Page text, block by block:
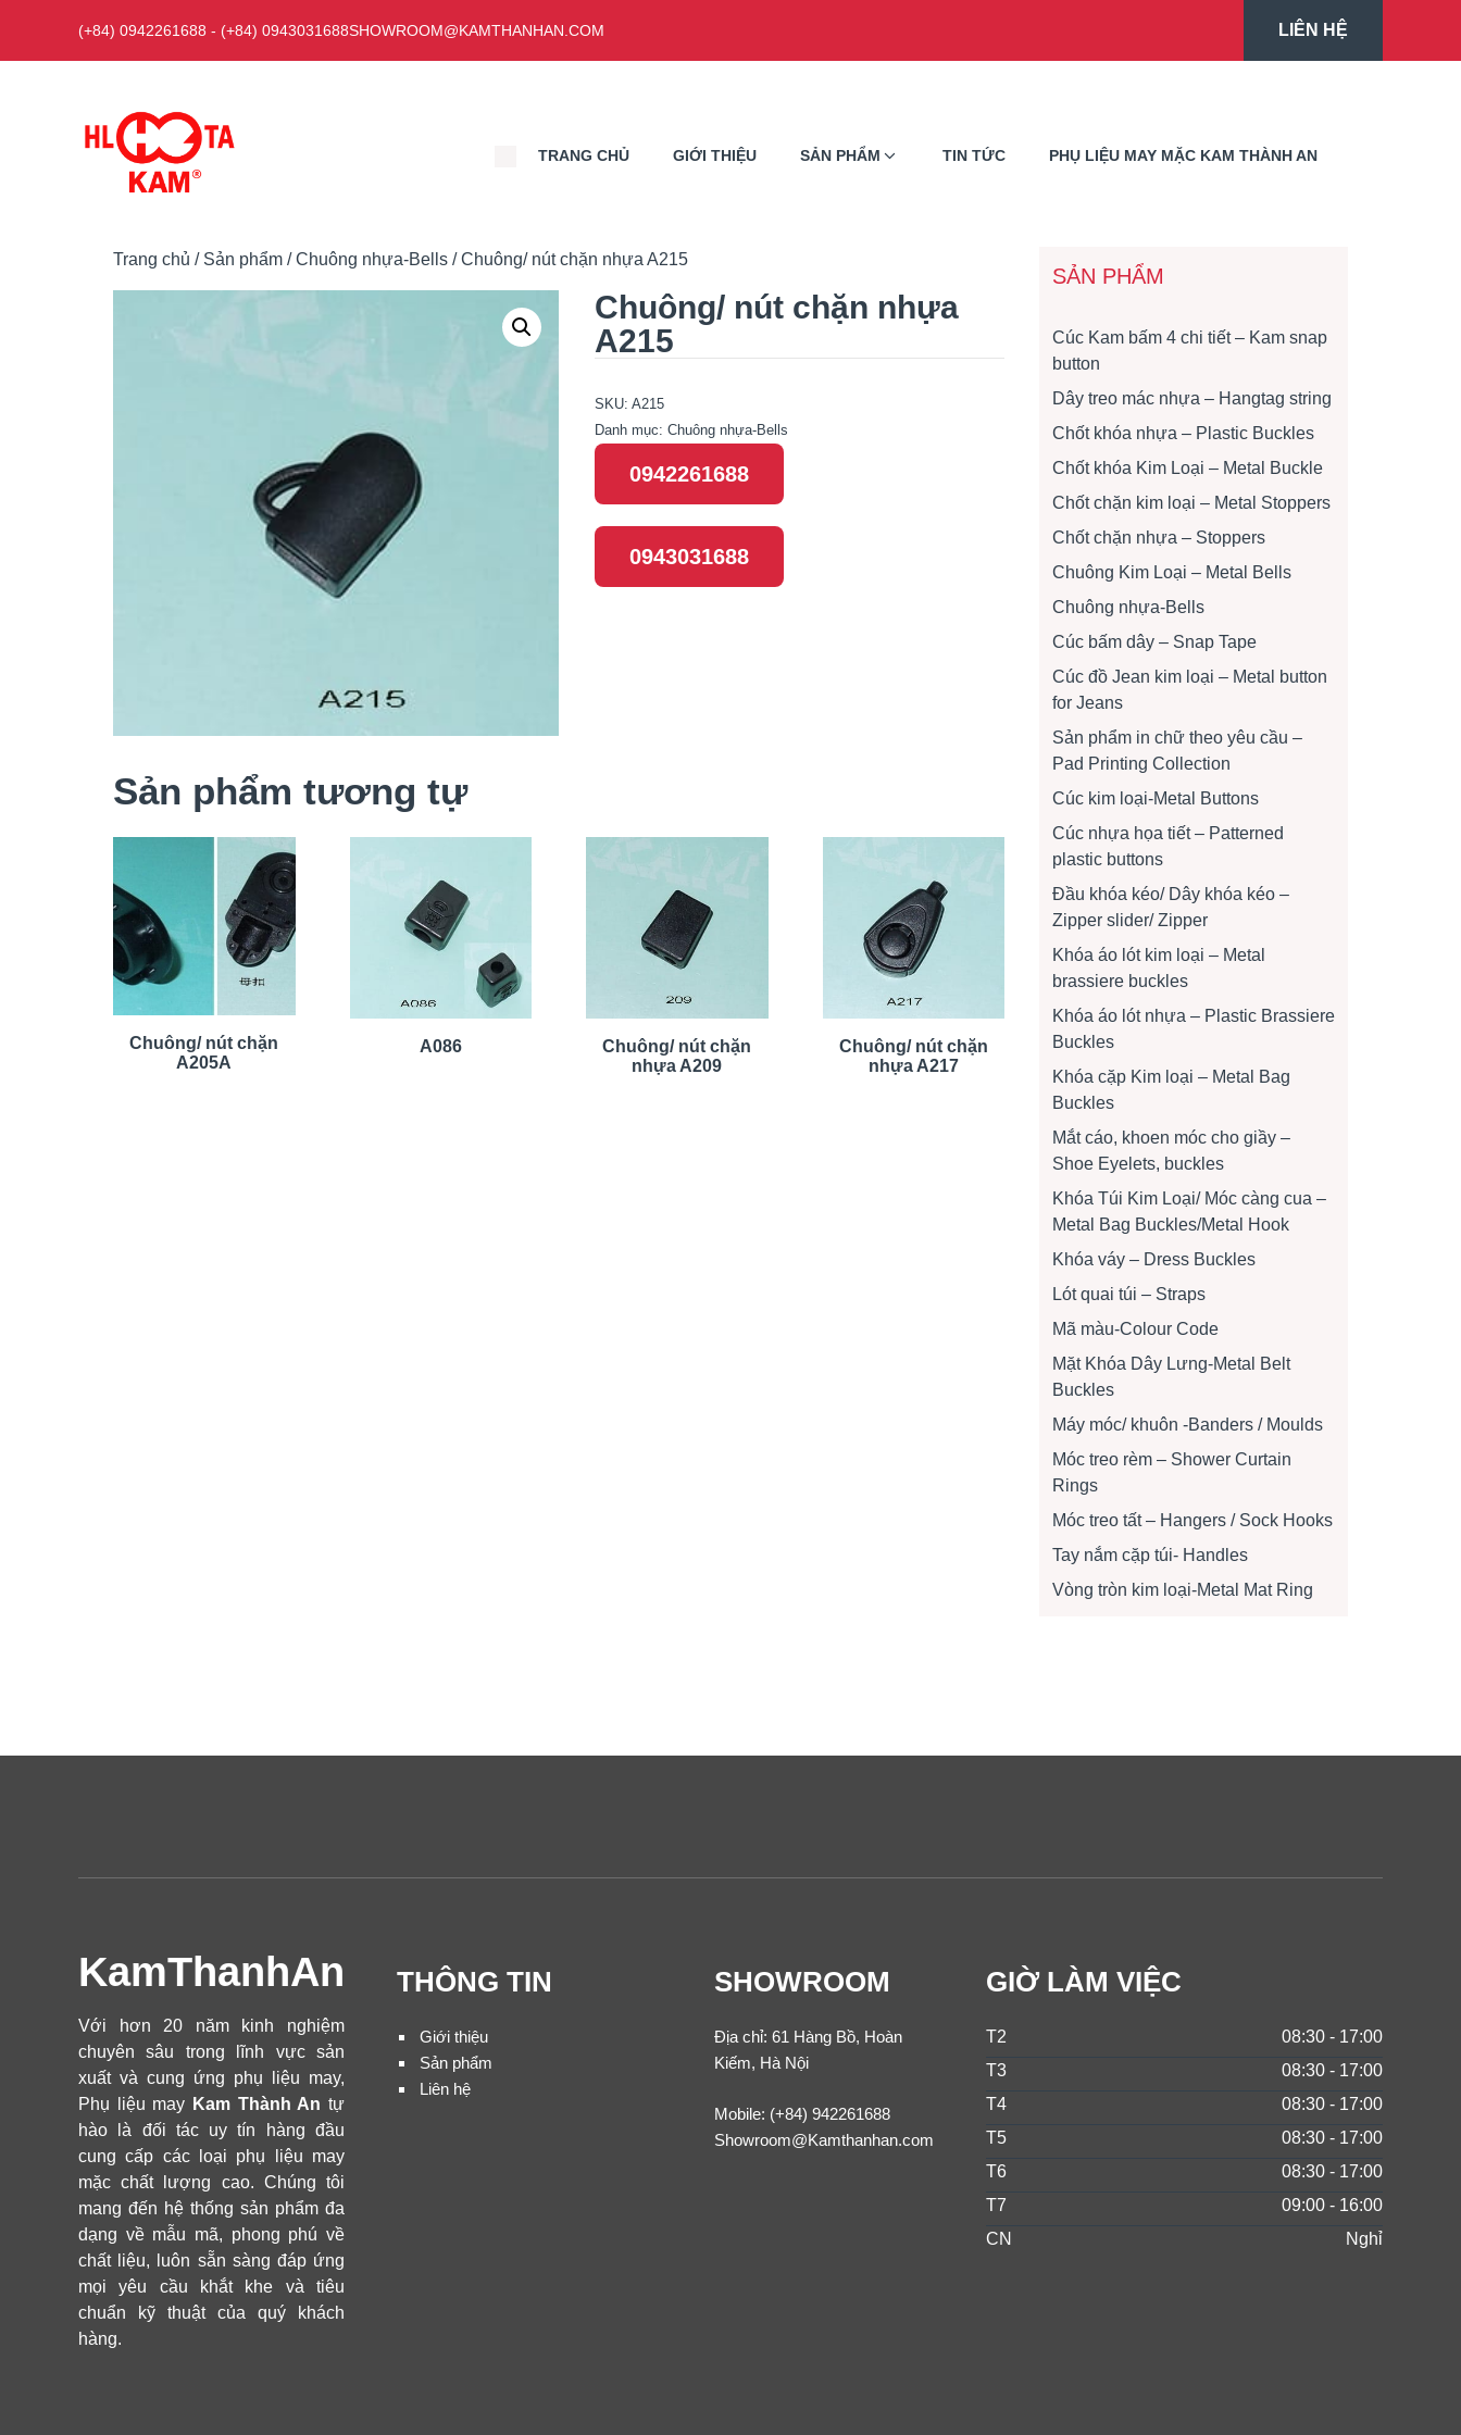
nội
(+84) 0942261688 - (+84) 0943031688SHOWROOM@KAMTHANHAN.COM LIÊN HỆ
TRANG CHỦ GIỚI THIỆU SẢN PHẨM TIN TỨC PHỤ LIỆU MAY MẶC KAM THÀNH AN
Trang chủ / Sản phẩm /Chuông nhựa-Bells / Chuông/ nút chặn nhựa A215
Chuông/ nút chặn nhựa
A215
SKU: A215
Danh mục: Chuông nhựa-Bells
0942261688
0943031688
Sản phẩm tương tự
Chuông/ nút chặn
A205A
A086
Chuông/ nút chặn
nhựa A209
Chuông/ nút chặn
nhựa A217
SẢN PHẨM
Cúc Kam bấm 4 chi tiết – Kam snap
button
Dây treo mác nhựa – Hangtag string
Chốt khóa nhựa – Plastic Buckles
Chốt khóa Kim Loại – Metal Buckle
Chốt chặn kim loại – Metal Stoppers
Chốt chặn nhựa – Stoppers
Chuông Kim Loại – Metal Bells
Chuông nhựa-Bells
Cúc bấm dây – Snap Tape
Cúc đồ Jean kim loại – Metal button
for Jeans
Sản phẩm in chữ theo yêu cầu –
Pad Printing Collection
Cúc kim loại-Metal Buttons
Cúc nhựa họa tiết – Patterned
plastic buttons
Đầu khóa kéo/ Dây khóa kéo –
Zipper slider/ Zipper
Khóa áo lót kim loại – Metal
brassiere buckles
Khóa áo lót nhựa – Plastic Brassiere
Buckles
Khóa cặp Kim loại – Metal Bag
Buckles
Mắt cáo, khoen móc cho giầy –
Shoe Eyelets, buckles
Khóa Túi Kim Loại/ Móc càng cua –
Metal Bag Buckles/Metal Hook
Khóa váy – Dress Buckles
Lót quai túi – Straps
Mã màu-Colour Code
Mặt Khóa Dây Lưng-Metal Belt
Buckles
Máy móc/ khuôn -Banders / Moulds
Móc treo rèm – Shower Curtain
Rings
Móc treo tất – Hangers / Sock Hooks
Tay nắm cặp túi- Handles
Vòng tròn kim loại-Metal Mat Ring
KamThanhAn
Với hơn 20 năm kinh nghiệm
chuyên sâu trong lĩnh vực sản
xuất và cung ứng phụ liệu may,
Phụ liệu may Kam Thành An tự
hào là đối tác uy tín hàng đầu
cung cấp các loại phụ liệu may
mặc chất lượng cao. Chúng tôi
mang đến hệ thống sản phẩm đa
dạng về mẫu mã, phong phú về
chất liệu, luôn sẵn sàng đáp ứng
mọi yêu cầu khắt khe và tiêu
chuẩn kỹ thuật của quý khách
hàng.
THÔNG TIN
Giới thiệu
Sản phẩm
Liên hệ
SHOWROOM
Địa chỉ: 61 Hàng Bồ, Hoàn
Kiếm, Hà Nội
Mobile: (+84) 942261688
Showroom@Kamthanhan.com
GIỜ LÀM VIỆC
T2
08:30 - 17:00
T3
08:30 - 17:00
T4
08:30 - 17:00
T5
08:30 - 17:00
T6
08:30 - 17:00
T7
09:00 - 16:00
CN
Nghỉ